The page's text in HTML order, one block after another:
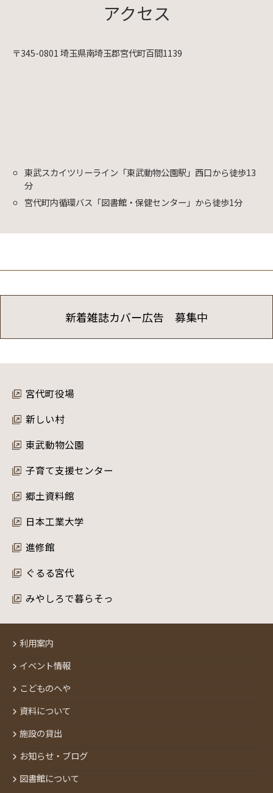
アクセス
〒345-0801 埼玉県南埼玉郡宮代町百間1139
東武スカイツリーライン「東武動物公園駅」西口から徒歩13
分
宮代町内循環バス「図書館・保健センター」から徒歩1分
新着雑誌カバー広告 募集中
宮代町役場
新しい村
東武動物公園
子育て支援センター
郷土資料館
日本工業大学
進修館
ぐるる宮代
みやしろで暮らそっ
利用案内
イベント情報
こどものへや
資料について
施設の貸出
お知らせ・ブログ
図書館について